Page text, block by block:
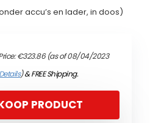
accu’s en lader, in doos)
€323.86(as of 08/04/2023
Details)&FREE Shipping.
PRODUCT